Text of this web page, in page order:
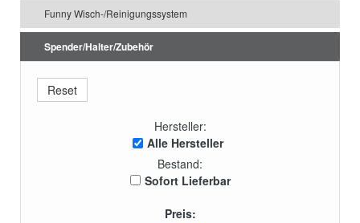
Funny Wisch-/Reinigungssystem
Spender/Halter/Zubehör
Hersteller:
Alle Hersteller
Bestand:
Sofort Lieferbar
Preis: